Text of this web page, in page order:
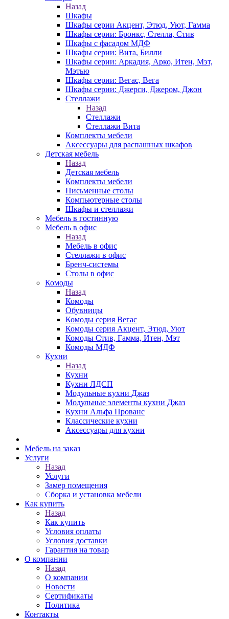
Назад
Шкафы
Шкафы серии Акцент, Этюд, Уют, Гамма
Шкафы серии: Бронкс, Стелла, Стив
Шкафы с фасадом МДФ
Шкафы серии: Вита, Билли
Шкафы серии: Аркадия, Арко, Итен, Мэт,
Мэтью
Шкафы серии: Вегас, Вега
Шкафы серии: Джерси, Джером, Джон
Стеллажи
Назад
Стеллажи
Стеллажи Вита
Комплекты мебели
Аксессуары для распашных шкафов
Детская мебель
Назад
Детская мебель
Комплекты мебели
Письменные столы
Компьютерные столы
Шкафы и стеллажи
Мебель в гостинную
Мебель в офис
Назад
Мебель в офис
Стеллажи в офис
Бренч-системы
Столы в офис
Комоды
Назад
Комоды
Обувницы
Комоды серия Вегас
Комоды серия Акцент, Этюд, Уют
Комоды Стив, Гамма, Итен, Мэт
Комоды МДФ
Кухни
Назад
Кухни
Кухни ЛДСП
Модульные кухни Джаз
Модульные элементы кухни Джаз
Кухни Альфа Прованс
Классические кухни
Аксессуары для кухни
Мебель на заказ
Услуги
Назад
Услуги
Замер помещения
Сборка и установка мебели
Как купить
Назад
Как купить
Условия оплаты
Условия доставки
Гарантия на товар
О компании
Назад
О компании
Новости
Сертификаты
Политика
Контакты